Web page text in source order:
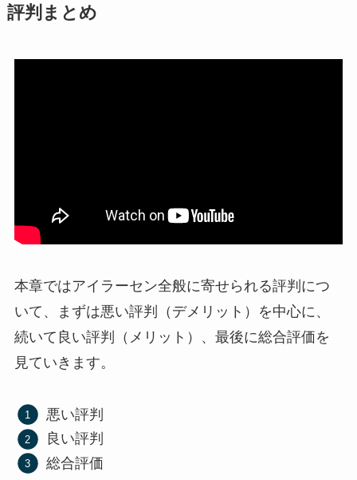
評判まとめ
本章ではアイラーセン全般に寄せられる評判につ
いて、まずは悪い評判（デメリット）を中心に、
続いて良い評判（メリット）、最後に総合評価を
見ていきます。
悪い評判
良い評判
総合評価